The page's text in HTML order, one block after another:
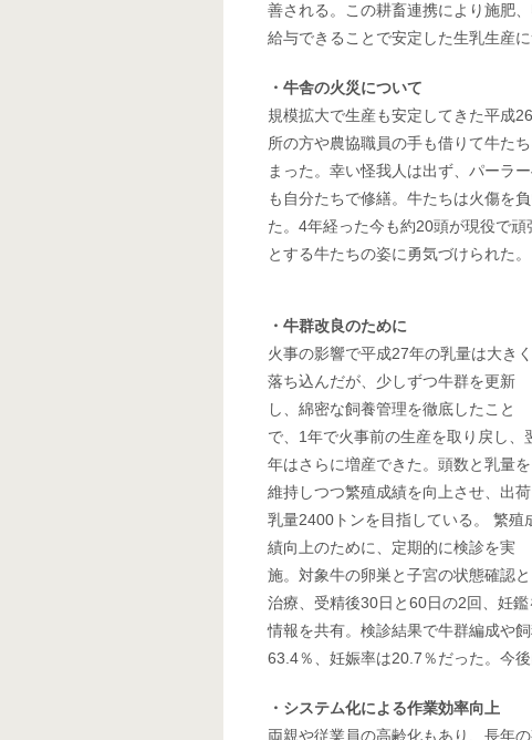
善される。この耕畜連携により施肥
給与できることで安定した生乳生産に
・牛舎の火災について
規模拡大で生産も安定してきた平成
所の方や農協職員の手も借りて牛た
まった。幸い怪我人は出ず、パーラ
も自分たちで修繕。牛たちは火傷を
た。4年経った今も約20頭が現役で
とする牛たちの姿に勇気づけられた。
・牛群改良のために
火事の影響で平成27年の乳量は大きく
落ち込んだが、少しずつ牛群を更新
し、綿密な飼養管理を徹底したこと
で、1年で火事前の生産を取り戻し、
年はさらに増産できた。頭数と乳量を
維持しつつ繁殖成績を向上させ、出荷
乳量2400トンを目指している。 繁殖
績向上のために、定期的に検診を実
施。対象牛の卵巣と子宮の状態確認と
治療、受精後30日と60日の2回、妊
情報を共有。検診結果で牛群編成や
63.4％、妊娠率は20.7％だった。今
・システム化による作業効率向上
両親や従業員の高齢化もあり、長年